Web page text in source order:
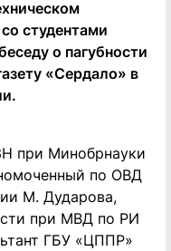
студентами
о пагубности
«Сердало» в
при Минобрнауки
по ОВД
М. Дударова,
при МВД по РИ
ГБУ «ЦППР»